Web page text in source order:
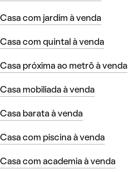
Casa com jardim à venda
Casa com quintal à venda
Casa próxima ao metrô à venda
Casa mobiliada à venda
Casa barata à venda
Casa com piscina à venda
Casa com academia à venda